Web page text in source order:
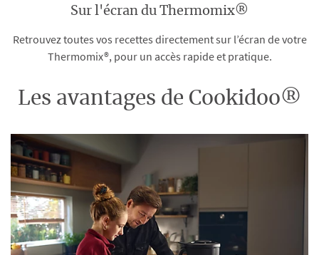
Sur l'écran du Thermomix®
Retrouvez toutes vos recettes directement sur l’écran de votre
Thermomix®, pour un accès rapide et pratique.
Les avantages de Cookidoo®